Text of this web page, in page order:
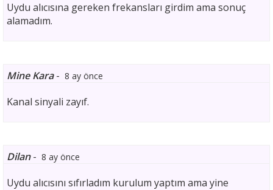
Uydu alıcısına gereken frekansları girdim ama sonuç
alamadım.
Mine Kara- 8 ay önce
Kanal sinyali zayıf.
Dilan- 8 ay önce
Uydu alıcısını sıfırladım kurulum yaptım ama yine